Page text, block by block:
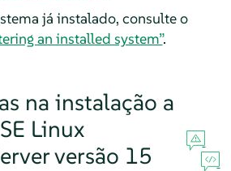
já instalado, consulte o
an installed system”.
na instalação a
Linux
versão 15